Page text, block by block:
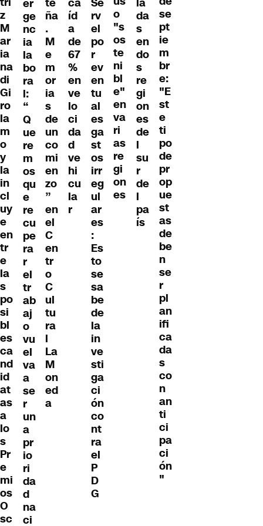
z
M
ar
ia
na
di
Gi
ro
la
m
o
y
la
in
cl
uy
e
en
tr
e
la
s
po
si
bl
es
ca
nd
id
at
as
a
lo
s
Pr
e
mi
os
O
sc
er
ge
nc
ia
la
bo
ra
l:
“
Q
ue
re
m
os
qu
e
re
cu
pe
ra
r
el
tr
ab
aj
o
vu
el
va
a
se
r
un
a
pr
io
ri
da
d
na
ci
ña
.
M
e
m
or
ia
s
de
un
co
mi
en
zo
”
en
el
C
en
tr
o
C
ul
tu
ra
l
La
M
on
ed
a
íd
a
de
67
%
en
ve
lo
ci
da
d
ve
hi
cu
la
r
rv
el
po
r
ev
en
tu
al
es
ga
st
os
irr
eg
ul
ar
es
:
Es
to
se
sa
be
de
la
in
ve
sti
ga
ci
ón
co
nt
ra
el
P
D
G
o
"s
os
te
ni
bl
e"
en
va
ri
as
re
gi
on
es
da
s
en
do
s
re
gi
on
es
de
l
su
r
de
l
pa
ís
se
pt
ie
m
br
e:
"E
st
e
ti
po
de
pr
op
ue
st
as
de
be
n
se
r
pl
an
ifi
ca
da
s
co
n
an
ti
ci
pa
ci
ón
"